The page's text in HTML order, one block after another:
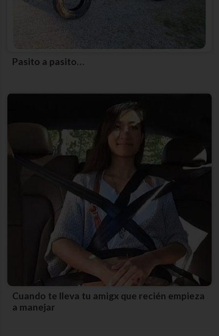
Pasito a pasito…
Cuando te lleva tu amigx que recién empieza
a manejar